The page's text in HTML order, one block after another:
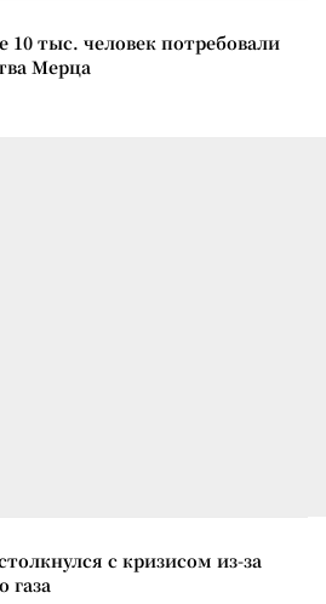
10 тыс. человек потребовали
Мерца
с кризисом из-за
газа